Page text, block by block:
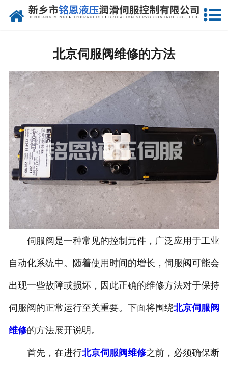
网站首页
新闻动态
资质荣誉
维修现场
联系我们
北京伺服阀维修的方法
伺服阀是一种常见的控制元件，广泛应用于工业
自动化系统中。随着使用时间的增长，伺服阀可能会
出现一些故障或损坏，因此正确的维修方法对于保持
伺服阀的正常运行至关重要。下面将围绕北京伺服阀
维修的方法展开说明。
首先，在进行北京伺服阀维修之前，必须确保断